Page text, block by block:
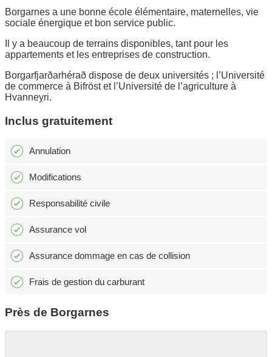
Borgarnes a une bonne école élémentaire, maternelles, vie
sociale énergique et bon service public.
Il y a beaucoup de terrains disponibles, tant pour les
appartements et les entreprises de construction.
Borgarfjarðarhérað dispose de deux universités ; l’Université
de commerce à Bifröst et l’Université de l’agriculture à
Hvanneyri.
Inclus gratuitement
Annulation
Modifications
Responsabilité civile
Assurance vol
Assurance dommage en cas de collision
Frais de gestion du carburant
Près de Borgarnes